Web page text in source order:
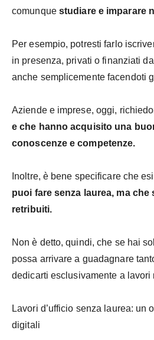
comunque studiare e imparare
Per esempio, potresti farlo
in presenza, privati o finanziati
anche semplicemente facendoti
Aziende e imprese, oggi,
e che hanno acquisito una
conoscenze e competenze.
Inoltre, è bene specificare che
puoi fare senza laurea, ma che
retribuiti.
Non è detto, quindi, che se hai
possa arrivare a guadagnare
dedicarti esclusivamente a lavori
Lavori d’ufficio senza laurea: un
digitali